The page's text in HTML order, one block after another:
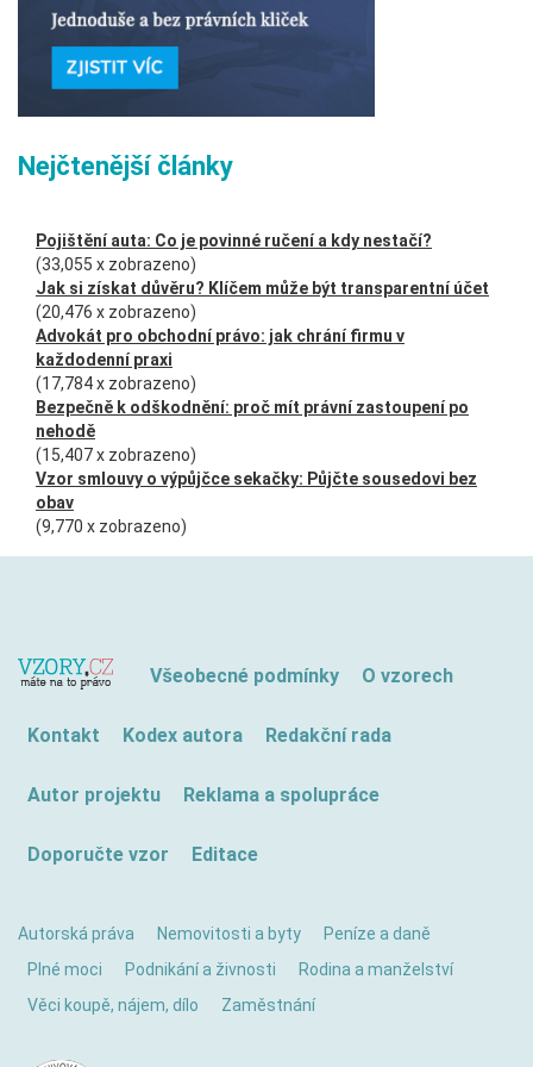
Nejčtenější články
Pojištění auta: Co je povinné ručení a kdy nestačí?
(33,055 x zobrazeno)
Jak si získat důvěru? Klíčem může být transparentní účet
(20,476 x zobrazeno)
Advokát pro obchodní právo: jak chrání firmu v
každodenní praxi
(17,784 x zobrazeno)
Bezpečně k odškodnění: proč mít právní zastoupení po
nehodě
(15,407 x zobrazeno)
Vzor smlouvy o výpůjčce sekačky: Půjčte sousedovi bez
obav
(9,770 x zobrazeno)
Všeobecné podmínky O vzorech
Kontakt Kodex autora Redakční rada
Autor projektu Reklama a spolupráce
Doporučte vzor Editace
Autorská práva Nemovitosti a byty
Peníze a daně
Plné moci
Podnikání a živnosti
Rodina a manželství
Věci koupě, nájem, dílo
Zaměstnání